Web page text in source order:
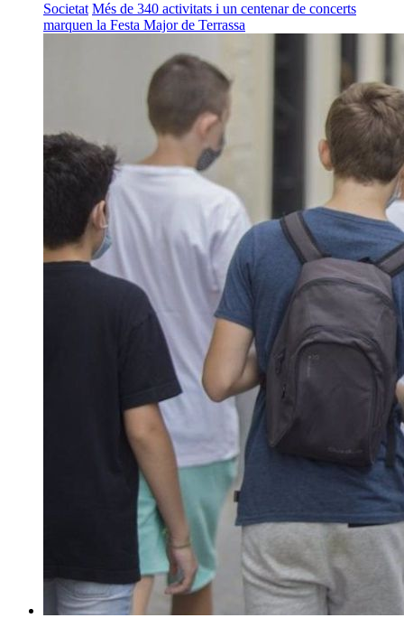
Societat Més de 340 activitats i un centenar de concerts
marquen la Festa Major de Terrassa